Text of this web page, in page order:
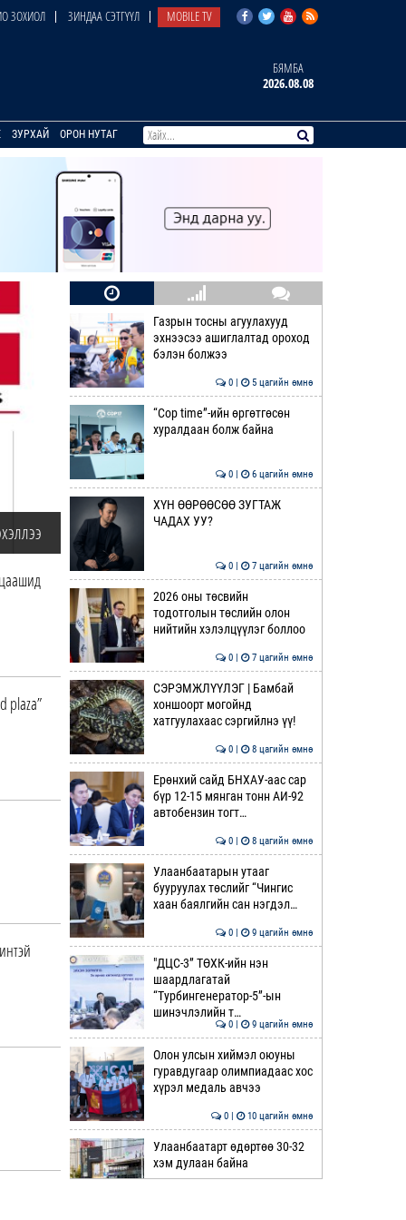
ЗОХИОЛ ЗИНДАА СЭТГҮҮЛ MOBILE TV
БЯМБА
2026.08.08
ЗУРХАЙ ОРОН НУТАГ
plaza”
Газрын тосны агуулахууд
эхнээсээ ашиглалтад ороход
бэлэн болжээ
0 | 5 цагийн өмнө
“Cop time”-ийн өргөтгөсөн
хуралдаан болж байна
0 | 6 цагийн өмнө
ХҮН ӨӨРӨӨСӨӨ ЗУГТАЖ
ЧАДАХ УУ?
0 | 7 цагийн өмнө
2026 оны төсвийн
тодотголын төслийн олон
нийтийн хэлэлцүүлэг боллоо
0 | 7 цагийн өмнө
СЭРЭМЖЛҮҮЛЭГ | Бамбай
хоншоорт могойнд
хатгуулахаас сэргийлнэ үү!
0 | 8 цагийн өмнө
Ерөнхий сайд БНХАУ-аас сар
бүр 12-15 мянган тонн АИ-92
автобензин тогт…
0 | 8 цагийн өмнө
Улаанбаатарын утааг
бууруулах төслийг “Чингис
хаан баялгийн сан нэгдэл…
0 | 9 цагийн өмнө
"ДЦС-3” ТӨХК-ийн нэн
шаардлагатай
“Турбингенератор-5”-ын
шинэчлэлийн т…
0 | 9 цагийн өмнө
Олон улсын хиймэл оюуны
гуравдугаар олимпиадаас хос
хүрэл медаль авчээ
0 | 10 цагийн өмнө
Улаанбаатарт өдөртөө 30-32
хэм дулаан байна